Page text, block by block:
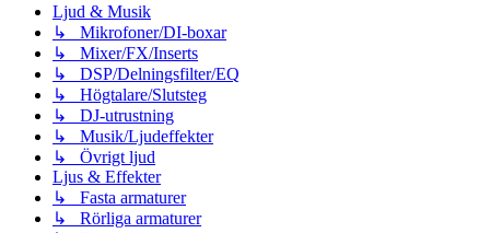
Ljud & Musik
↳ Mikrofoner/DI-boxar
↳ Mixer/FX/Inserts
↳ DSP/Delningsfilter/EQ
↳ Högtalare/Slutsteg
↳ DJ-utrustning
↳ Musik/Ljudeffekter
↳ Övrigt ljud
Ljus & Effekter
↳ Fasta armaturer
↳ Rörliga armaturer